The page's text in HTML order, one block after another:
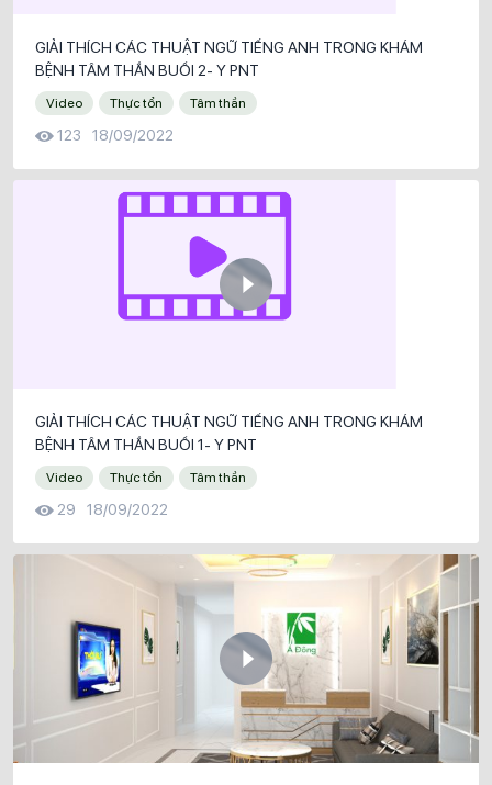
GIẢI THÍCH CÁC THUẬT NGỮ TIẾNG ANH TRONG KHÁM
BỆNH TÂM THẦN BUỔI 2- Y PNT
Video Thực tổn Tâm thần
123 18/09/2022
GIẢI THÍCH CÁC THUẬT NGỮ TIẾNG ANH TRONG KHÁM
BỆNH TÂM THẦN BUỔI 1- Y PNT
Video Thực tổn Tâm thần
29 18/09/2022